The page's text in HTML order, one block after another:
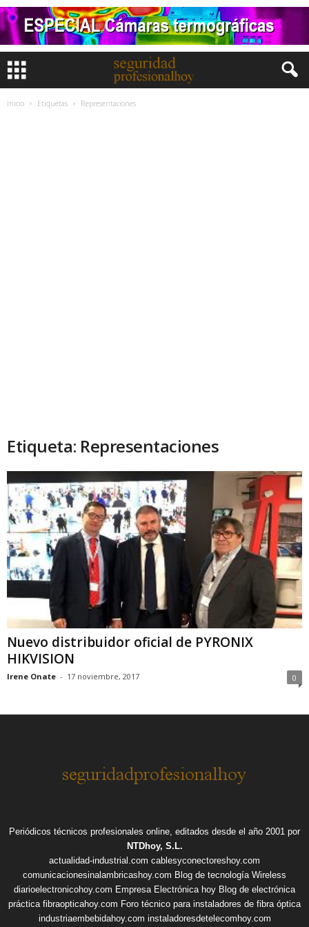
Inicio Etiquetas Representaciones
Etiqueta: Representaciones
Nuevo distribuidor oficial de PYRONIX
HIKVISION
Irene Onate - 17 noviembre, 2017 0
Periódicos técnicos profesionales online, editados desde el año 2001 por
NTDhoy, S.L.
actualidad-industrial.com cablesyconectoreshoy.com
comunicacionesinalambricashoy.com Blog de tecnología Wireless
diarioelectronicohoy.com Empresa Electrónica hoy Blog de electrónica
práctica fibraopticahoy.com Foro técnico para instaladores de fibra óptica
industriaembebidahoy.com instaladoresdetelecomhoy.com